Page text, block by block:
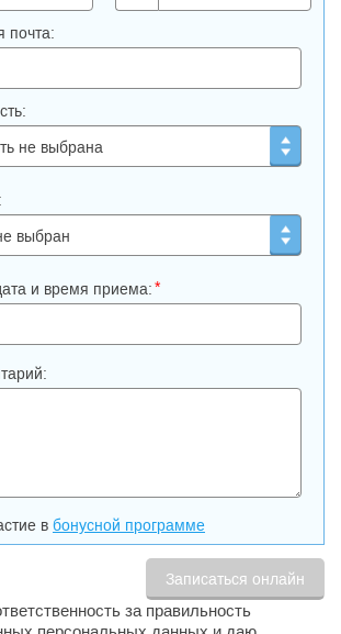
почта:
и время приема:*
в бонусной программе
за правильность